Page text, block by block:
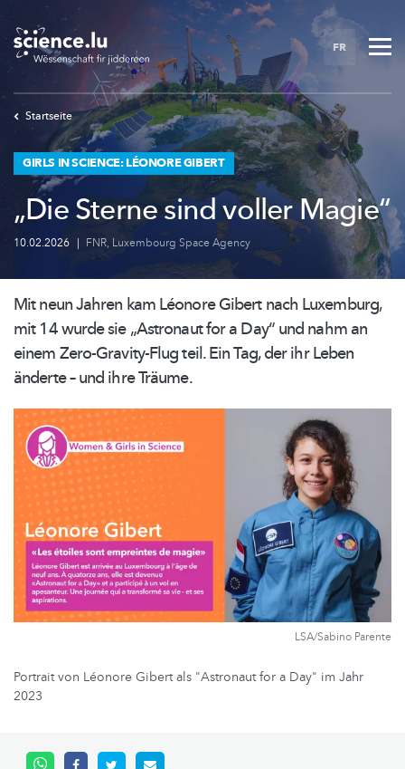
Skip
main
content
FR
Startseite
GIRLS IN SCIENCE: LÉONORE GIBERT
„Die Sterne sind voller Magie“
10.02.2026 | FNR, Luxembourg Space Agency
Mit neun Jahren kam Léonore Gibert nach Luxemburg,
mit 14 wurde sie „Astronaut for a Day“ und nahm an
einem Zero-Gravity-Flugteil. Ein Tag, der ihr Leben
änderte – und ihre Träume.
LSA/Sabino Parente
Portrait von Léonore Gibert als "Astronaut for a Day" im Jahr
2023